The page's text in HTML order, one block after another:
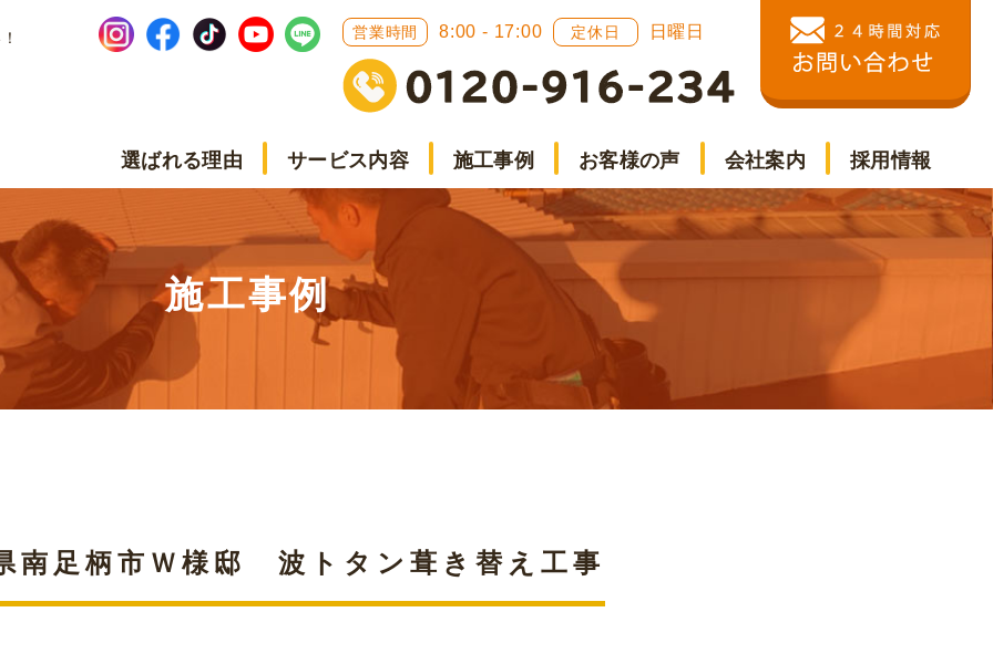
営業時間 8:00 - 17:00 定休日 日曜日
選ばれる理由 サービス内容 施工事例 お客様の声 会社案内 採用情報
施工事例
南足柄市Ｗ様邸 波トタン葺き替え工事